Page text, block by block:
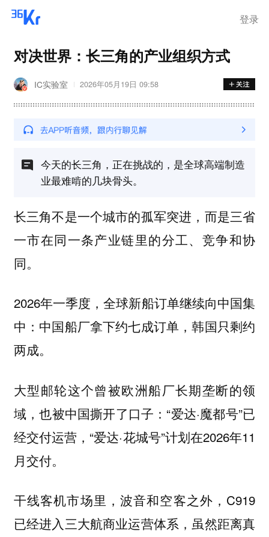
登录
对决世界：长三角的产业组织方式
IC实验室 2026年05月19日 09:58
今天的长三角，正在挑战的，是全球高端制造
业最难啃的几块骨头。
长三角不是一个城市的孤军突进，而是三省
一市在同一条产业链里的分工、竞争和协
同。
2026年一季度，全球新船订单继续向中国集
中：中国船厂拿下约七成订单，韩国只剩约
两成。
大型邮轮这个曾被欧洲船厂长期垄断的领
域，也被中国撕开了口子：“爱达·魔都号”已
经交付运营，“爱达·花城号”计划在2026年11
月交付。
干线客机市场里，波音和空客之外，C919
已经进入三大航商业运营体系，虽然距离真